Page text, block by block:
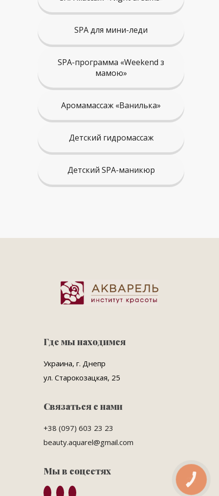
SPA для мини-леди
SPA-программа «Weekend з
мамою»
Аромамассаж «Ванилька»
Детский гидромассаж
Детский SPA-маникюр
Где мы находимся
Украина, г. Днепр
ул. Старокозацкая, 25
Связаться с нами
+38 (097) 603 23 23
beauty.aquarel@gmail.com
Мы в соцсетях
КНОПКА
ЗВ'ЯЗКУ